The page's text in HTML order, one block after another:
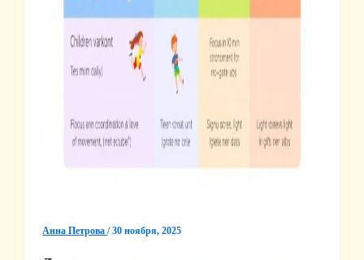
Анна Петрова/30 ноября, 2025